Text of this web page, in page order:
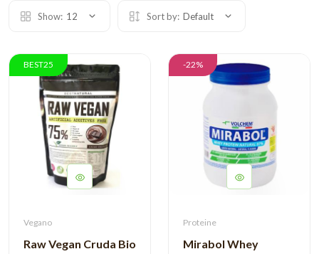
Show: 12 Sort by: Default
BEST25
Vegano
Raw Vegan Cruda Bio
-22%
Proteine
Mirabol Whey